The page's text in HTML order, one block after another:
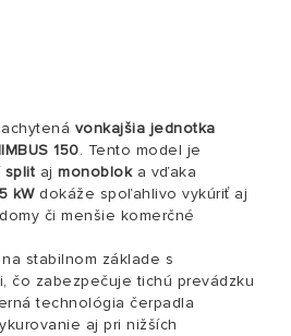
vonkajšia jednotka
150. Tento model je
split aj monobloka vďaka
kWdokáže spoľahlivo vykúriť aj
či menšie komerčné
stabilnom základe s
čo zabezpečuje tichú prevádzku
technológia čerpadla
aj pri nižších